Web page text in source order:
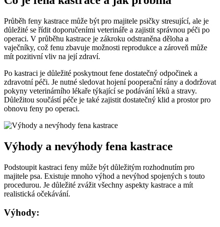
Průběh feny kastrace může být pro majitele psičky stresující, ale je
důležité se řídit doporučeními veterináře a zajistit správnou péči po
operaci. V průběhu kastrace je zákroku odstraněna děloha a
vaječníky, což fenu zbavuje možnosti reprodukce a zároveň může
mít pozitivní vliv na její zdraví.
Po kastraci je důležité poskytnout fene dostatečný odpočinek a
zdravotní péči. Je nutné sledovat hojení pooperační rány a dodržovat
pokyny veterinárního lékaře týkající se podávání léků a stravy.
Důležitou součástí péče je také zajistit dostatečný klid a prostor pro
obnovu feny po operaci.
Výhody a nevýhody fena kastrace
Podstoupit kastraci feny může být důležitým rozhodnutím pro
majitele psa. Existuje mnoho výhod a nevýhod spojených s touto
procedurou. Je důležité zvážit všechny aspekty kastrace a mít
realistická očekávání.
Výhody: